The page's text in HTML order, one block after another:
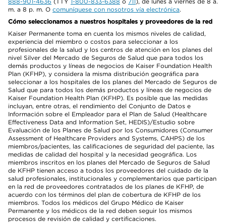
m. a 8 p. m. O comuníquese con nosotros vía electrónica.
Cómo seleccionamos a nuestros hospitales y proveedores de la red
Kaiser Permanente toma en cuenta los mismos niveles de calidad,
experiencia del miembro o costos para seleccionar a los
profesionales de la salud y los centros de atención en los planes del
nivel Silver del Mercado de Seguros de Salud que para todos los
demás productos y líneas de negocios de Kaiser Foundation Health
Plan (KFHP), y considera la misma distribución geográfica para
seleccionar a los hospitales de los planes del Mercado de Seguros de
Salud que para todos los demás productos y líneas de negocios de
Kaiser Foundation Health Plan (KFHP). Es posible que las medidas
incluyan, entre otras, el rendimiento del Conjunto de Datos e
Información sobre el Empleador para el Plan de Salud (Healthcare
Effectiveness Data and Information Set, HEDIS)/Estudio sobre
Evaluación de los Planes de Salud por los Consumidores (Consumer
Assessment of Healthcare Providers and Systems, CAHPS) de los
miembros/pacientes, las calificaciones de seguridad del paciente, las
medidas de calidad del hospital y la necesidad geográfica. Los
miembros inscritos en los planes del Mercado de Seguros de Salud
de KFHP tienen acceso a todos los proveedores del cuidado de la
salud profesionales, institucionales y complementarios que participan
en la red de proveedores contratados de los planes de KFHP, de
acuerdo con los términos del plan de cobertura de KFHP de los
miembros. Todos los médicos del Grupo Médico de Kaiser
Permanente y los médicos de la red deben seguir los mismos
procesos de revisión de calidad y certificaciones.